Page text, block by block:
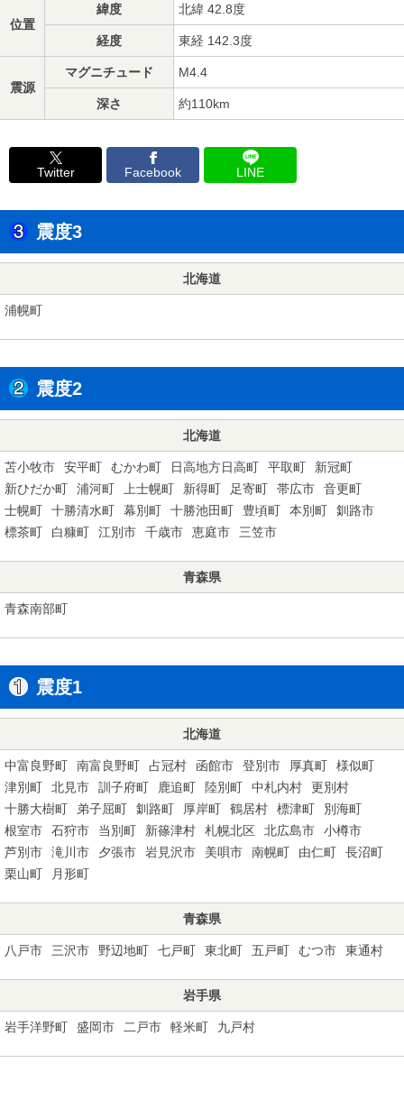
位置
緯度 北緯 42.8度
経度 東経 142.3度
震源
マグニチュード M4.4
深さ 約110km
Twitter Facebook LINE
震度3
北海道
浦幌町
震度2
北海道
苫小牧市 安平町 むかわ町 日高地方日高町 平取町
新冠町
新ひだか町
浦河町 上士幌町 新得町 足寄町 帯広市
音更町
士幌町
十勝清水町 幕別町 十勝池田町 豊頃町 本別町
釧路市
標茶町
白糠町 江別市 千歳市 恵庭市 三笠市
青森県
青森南部町
震度1
北海道
中富良野町 南富良野町 占冠村 函館市 登別市 厚真町
様似町
津別町
北見市 訓子府町 鹿追町 陸別町 中札内村
更別村
十勝大樹町
弟子屈町 釧路町 厚岸町 鶴居村 標津町
別海町
根室市
石狩市 当別町 新篠津村 札幌北区 北広島市
小樽市
芦別市
滝川市 夕張市 岩見沢市 美唄市 南幌町 由仁町
長沼町
栗山町
月形町
青森県
八戸市 三沢市 野辺地町 七戸町 東北町 五戸町 むつ市 東通村
岩手県
岩手洋野町 盛岡市 二戸市 軽米町 九戸村